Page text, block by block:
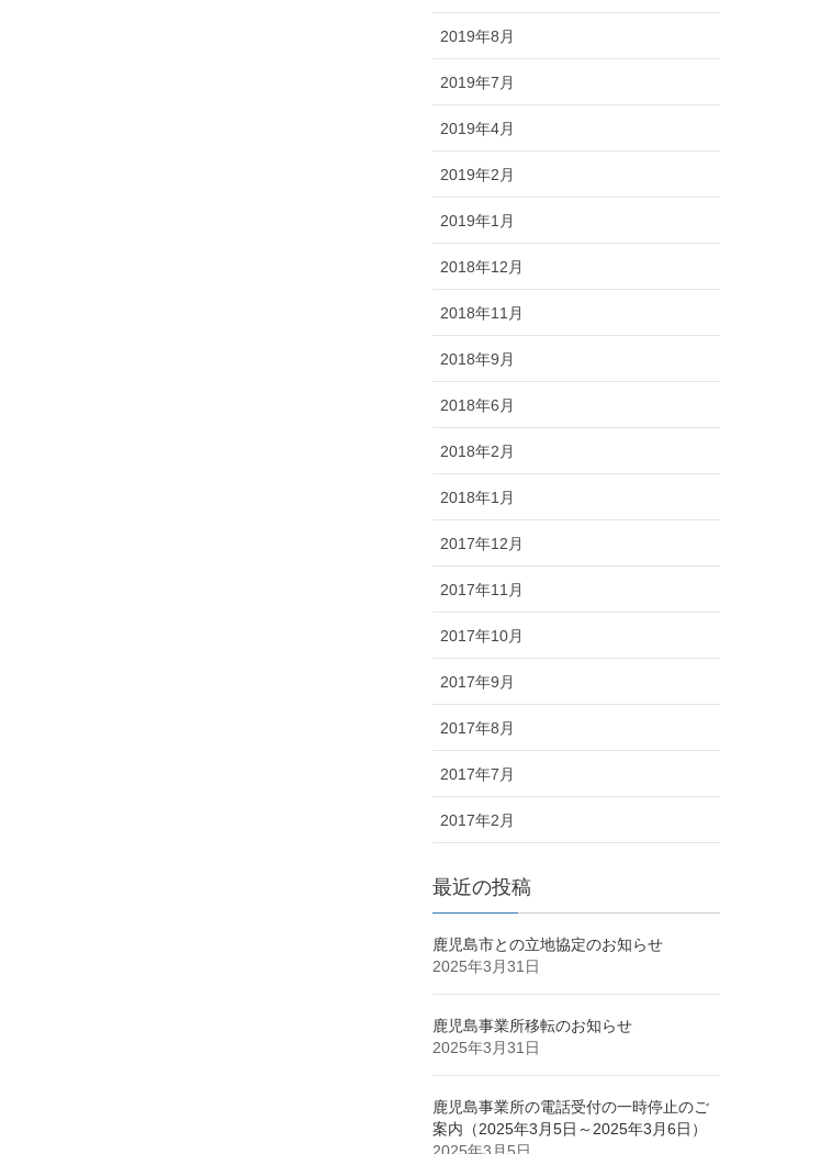
2019年8月
2019年7月
2019年4月
2019年2月
2019年1月
2018年12月
2018年11月
2018年9月
2018年6月
2018年2月
2018年1月
2017年12月
2017年11月
2017年10月
2017年9月
2017年8月
2017年7月
2017年2月
最近の投稿
鹿児島市との立地協定のお知らせ
2025年3月31日
鹿児島事業所移転のお知らせ
2025年3月31日
鹿児島事業所の電話受付の一時停止のご
案内（2025年3月5日～2025年3月6日）